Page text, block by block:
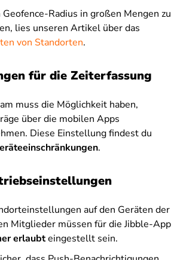
Geofence-Radius in großen Mengen zu
lies unseren Artikel über das
von Standorten.
für die Zeiterfassung
muss die Möglichkeit haben,
über die mobilen Apps
Diese Einstellung findest du
.
auf den Geräten der
Mitglieder müssen für die Jibble-App
erlaubteingestellt sein.